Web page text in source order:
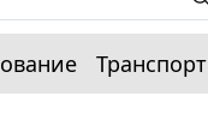
Транспорт